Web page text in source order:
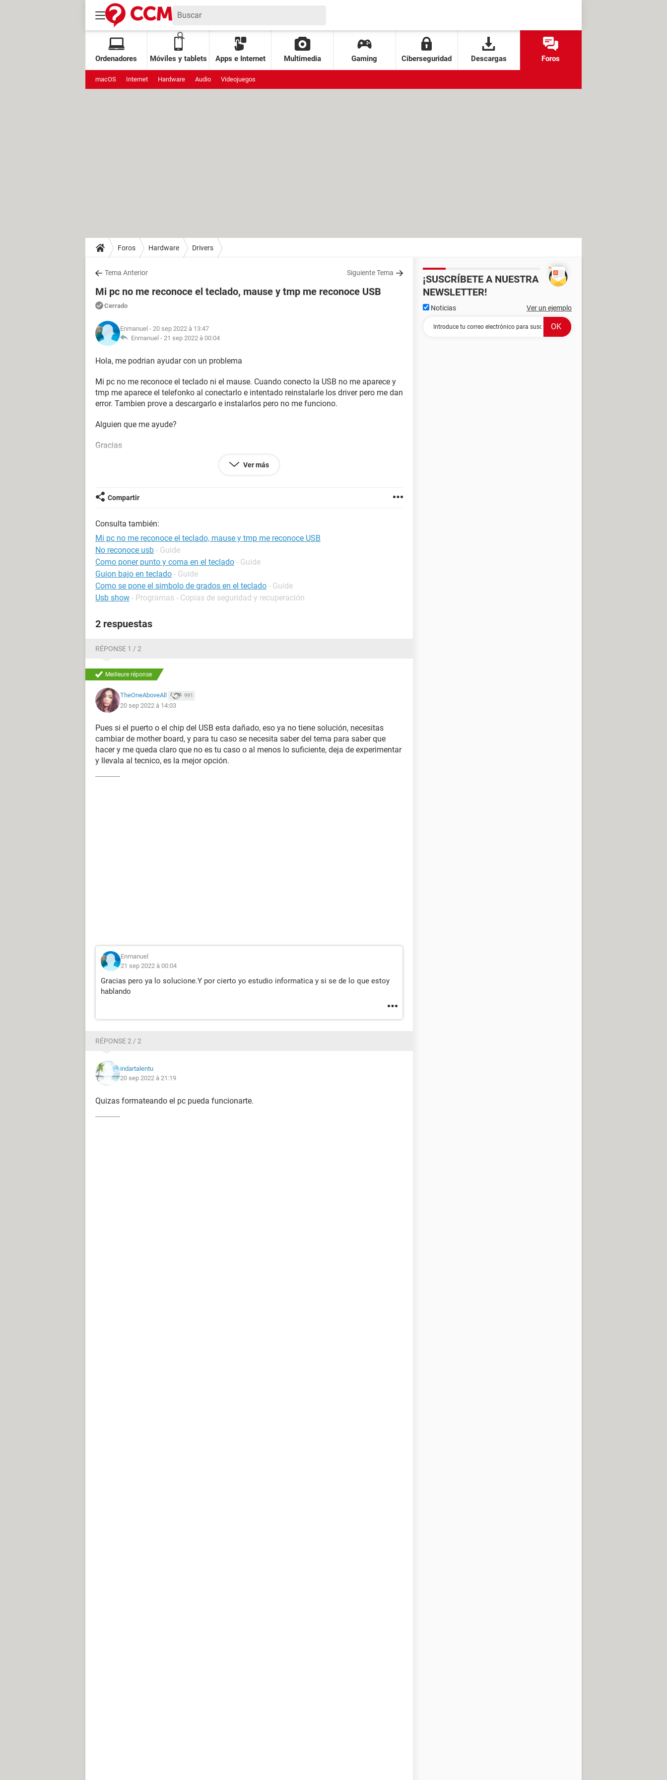
Ordenadores Móviles y tablets Apps e Internet Multimedia Gaming Ciberseguridad Descargas Foros
macOS Internet Hardware Audio Videojuegos
Foros Hardware Drivers
Tema Anterior Siguiente Tema
Mi pc no me reconoce el teclado, mause y tmp me reconoce USB
Cerrado
Enmanuel - 20 sep 2022 à 13:47
Enmanuel - 21 sep 2022 à 00:04
Hola, me podrian ayudar con un problema
Mi pc no me reconoce el teclado ni el mause. Cuando conecto la USB no me aparece y
tmp me aparece el telefonko al conectarlo e intentado reinstalarle los driver pero me dan
error. Tambien prove a descargarlo e instalarlos pero no me funciono.
Alguien que me ayude?
Gracias
Ver más
Compartir
Consulta también:
Mi pc no me reconoce el teclado, mause y tmp me reconoce USB
No reconoce usb - Guide
Como poner punto y coma en el teclado - Guide
Guion bajo en teclado - Guide
Como se pone el simbolo de grados en el teclado - Guide
Usb show - Programas - Copias de seguridad y recuperación
2 respuestas
RÉPONSE 1 / 2
Meilleure réponse
TheOneAboveAll 991
20 sep 2022 à 14:03
Pues si el puerto o el chip del USB esta dañado, eso ya no tiene solución, necesitas
cambiar de mother board, y para tu caso se necesita saber del tema para saber que
hacer y me queda claro que no es tu caso o al menos lo suficiente, deja de experimentar
y llevala al tecnico, es la mejor opción.
Enmanuel
21 sep 2022 à 00:04
Gracias pero ya lo solucione.Y por cierto yo estudio informatica y si se de lo que estoy
hablando
RÉPONSE 2 / 2
indartalentu
20 sep 2022 à 21:19
Quizas formateando el pc pueda funcionarte.
¡SUSCRÍBETE A NUESTRA
NEWSLETTER!
Noticias Ver un ejemplo